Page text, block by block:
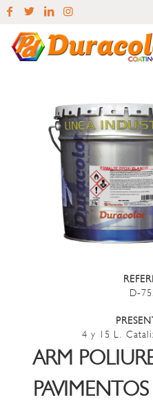
D-
4 y 15 L.
ARM